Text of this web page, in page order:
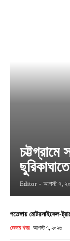
চট্টগ্রামে
Editor - আগস্ট ৭,
পতেঙ্গায় মোটরসাইকেল-
জেলার খবর আগস্ট ৭, ২০২৬